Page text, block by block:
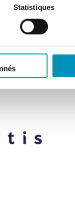
Statistiques